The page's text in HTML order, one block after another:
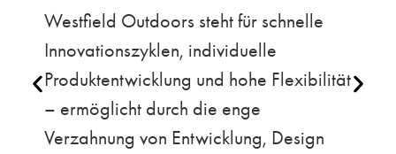
Westfield Outdoors steht für schnelle
Innovationszyklen, individuelle
Produktentwicklung und hohe Flexibilität
– ermöglicht durch die enge
Verzahnung von Entwicklung, Design